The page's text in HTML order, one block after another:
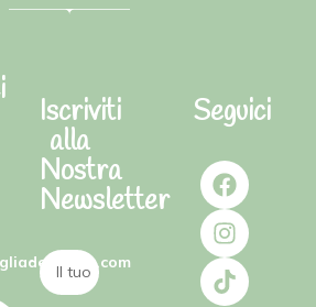
Iscriviti
alla
Nostra
Newsletter
Seguici